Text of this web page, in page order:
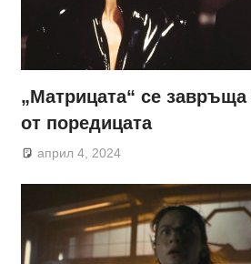
„Матрицата“ се
от поредицата
април 4, 2024